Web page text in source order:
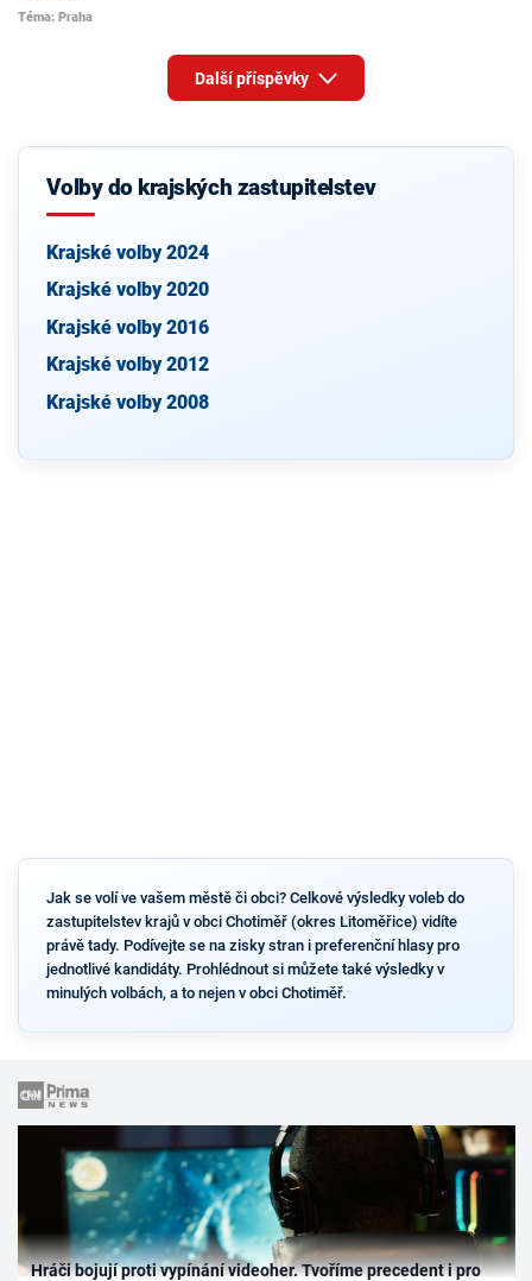
Téma: Praha
Další příspěvky
Volby do krajských zastupitelstev
Krajské volby 2024
Krajské volby 2020
Krajské volby 2016
Krajské volby 2012
Krajské volby 2008
Jak se volí ve vašem městě či obci? Celkové výsledky voleb do
zastupitelstev krajů v obci Chotiměř (okres Litoměřice) vidíte
právě tady. Podívejte se na zisky stran i preferenční hlasy pro
jednotlivé kandidáty. Prohlédnout si můžete také výsledky v
minulých volbách, a to nejen v obci Chotiměř.
Hráči bojují proti vypínání videoher. Tvoříme precedent i pro